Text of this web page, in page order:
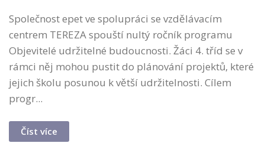
Společnost epet ve spolupráci se vzdělávacím
centrem TEREZA spouští nultý ročník programu
Objevitelé udržitelné budoucnosti. Žáci 4. tříd se v
rámci něj mohou pustit do plánování projektů, které
jejich školu posunou k větší udržitelnosti. Cílem
progr...
Číst více